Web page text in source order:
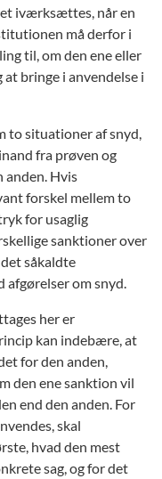
iværksættes, når en
må derfor i
til, om den ene eller
bringe i anvendelse i
to situationer af snyd,
fra prøven og
anden. Hvis
forskel mellem to
for usaglig
sanktioner over
såkaldte
afgørelser om snyd.
her er
kan indebære, at
for den anden,
den ene sanktion vil
end den anden. For
skal
hvad den mest
sag, og for det